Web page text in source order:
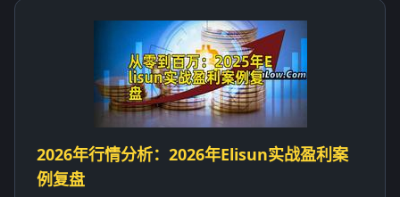
2026年行情分析：2026年Elisun实战盈利案
例复盘